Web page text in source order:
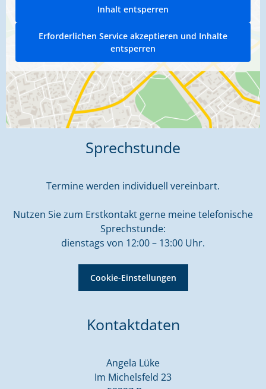
Inhalt entsperren
Erforderlichen Service akzeptieren und Inhalte
entsperren
Sprechstunde
Termine werden individuell vereinbart.
Nutzen Sie zum Erstkontakt gerne meine telefonische
Sprechstunde:
dienstags von 12:00 – 13:00 Uhr.
Cookie-Einstellungen
Kontaktdaten
Angela Lüke
Im Michelsfeld 23